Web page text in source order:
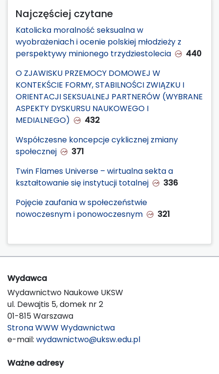
Najczęściej czytane
Katolicka moralność seksualna w
wyobrażeniach i ocenie polskiej młodzieży z
perspektywy minionego trzydziestolecia
440
O ZJAWISKU PRZEMOCY DOMOWEJ W
KONTEKŚCIE FORMY, STABILNOŚCI ZWIĄZKU I
ORIENTACJI SEKSUALNEJ PARTNERÓW (WYBRANE
ASPEKTY DYSKURSU NAUKOWEGO I
MEDIALNEGO)
432
Współczesne koncepcje cyklicznej zmiany
społecznej
371
Twin Flames Universe – wirtualna sekta a
kształtowanie się instytucji totalnej
336
Pojęcie zaufania w społeczeństwie
nowoczesnym i ponowoczesnym
321
Wydawca
Wydawnictwo Naukowe UKSW
ul. Dewajtis 5, domek nr 2
01-815 Warszawa
Strona WWW Wydawnictwa
e-mail: wydawnictwo@uksw.edu.pl
Ważne adresy